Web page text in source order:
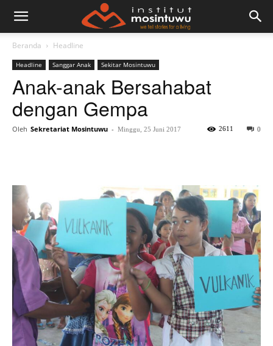
Beranda Headline
Headline Sanggar Anak Sekitar Mosintuwu
Anak-anak Bersahabat
dengan Gempa
Oleh Sekretariat Mosintuwu - Minggu, 25 Juni 2017 0
2611